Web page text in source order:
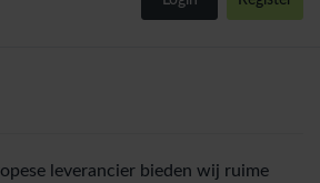
leverancier bieden wij ruime